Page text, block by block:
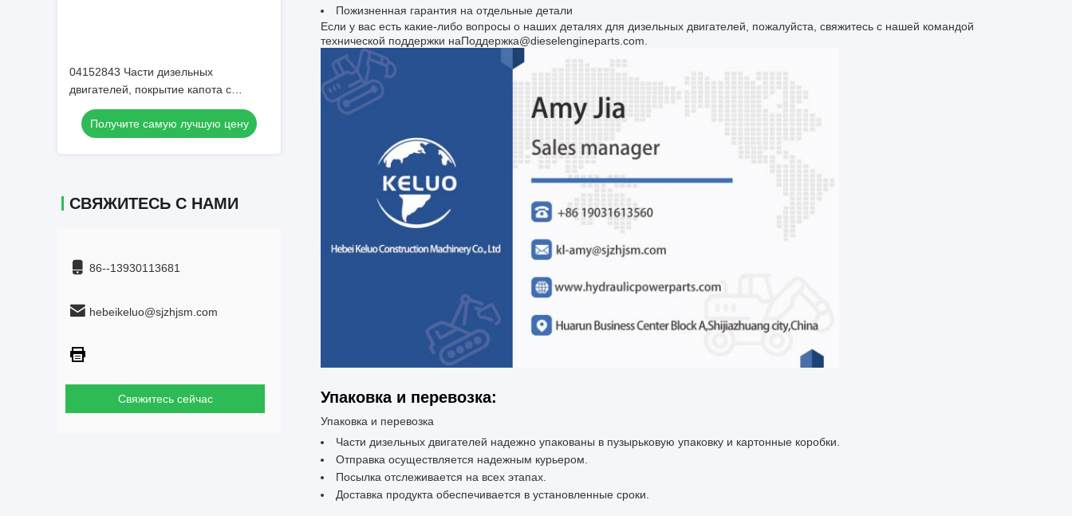
04152843 Части дизельных
двигателей, покрытие капота с
удобной упаковкой в картонную
коробку
Получите самую лучшую цену
СВЯЖИТЕСЬ С НАМИ
86--13930113681
hebeikeluo@sjzhjsm.com
Свяжитесь сейчас
Пожизненная гарантия на отдельные детали
Если у вас есть какие-либо вопросы о наших деталях для дизельных двигателей, пожалуйста, свяжитесь с нашей командой
технической поддержки наПоддержка@dieselengineparts.com
Упаковка и перевозка:
Упаковка и перевозка
Части дизельных двигателей надежно упакованы в пузырьковую упаковку и картонные коробки.
Отправка осуществляется надежным курьером.
Посылка отслеживается на всех этапах.
Доставка продукта обеспечивается в установленные сроки.